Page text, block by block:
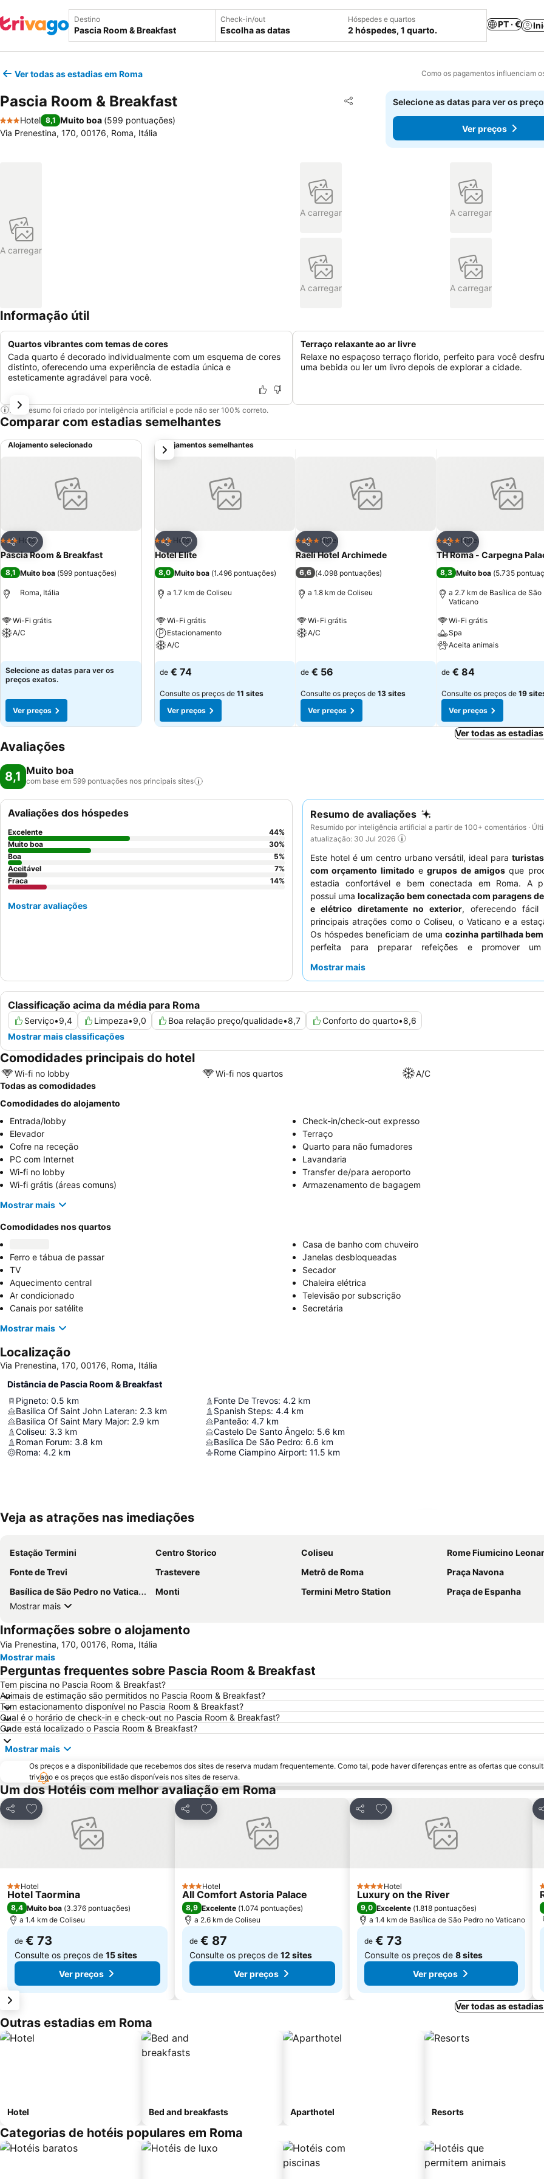
Destino Check-in/out
Escolha as datas
Hóspedes e quartos
2 hóspedes, 1 quarto.
PT · €
Ver todas as estadias em Roma Como os pagamentos influenciam
Pascia Room & Breakfast Partilhar
Adicionar aos favoritos
3 Estrelas
Hotel 8,1 Muito boa (599 pontuações)
Via Prenestina, 170, 00176, Roma, Itália
Selecione as datas para ver os
Ver preços
A carregar
A carregar A carregar
A carregar A carregar
Informação útil
Quartos vibrantes com temas de cores
Cada quarto é decorado individualmente com um esquema de cores
distinto, oferecendo uma experiência de estadia única e
esteticamente agradável para você.
Terraço relaxante ao ar livre
Relaxe no espaçoso terraço florido, perfeito para você
uma bebida ou ler um livro depois de explorar a cidade.
Este resumo foi criado por inteligência artificial e pode não ser 100% correto.
Comparar com estadias semelhantes
Alojamento selecionado
Partilhar
Adicionar aos favoritos
3 Estrelas
Hotel
Pascia Room & Breakfast
8,1 Muito boa (599 pontuações)
Roma, Itália
Wi-Fi grátis
A/C
Selecione as datas para ver os
preços exatos.
Ver preços
Alojamentos semelhantes
Partilhar
Adicionar aos favoritos
3 Estrelas
Hotel
Hotel Elite
8,0 Muito boa (1.496 pontuações)
a 1.7 km de Coliseu
Wi-Fi grátis
Estacionamento
A/C
Ver preços
de € 74
Consulte os preços de 11 sites
Ver preços
Partilhar
Adicionar aos favoritos
4 EstrelasHotel
Raeli Hotel Archimede
6,6 (4.098 pontuações)
a 1.8 km de Coliseu
Wi-Fi grátis
A/C
de € 56
Consulte os preços de 13 sites
Ver preços
Partilhar
Adicionar aos
4 EstrelasHotel
TH Roma - Carpegna
8,3 Muito boa (5.735
a 2.7 km de Basílica de São
Vaticano
Wi-Fi grátis
Spa
Aceita animais
Ver preços
de € 84
Consulte os preços de 19
Ver preços
próximo
Ver todas as
Avaliações
8,1 Muito boa
com base em 599 pontuações nos principais sites
Resumo de avaliações
Resumido por inteligência artificial a partir de 100+ comentários ·
atualização: 30 Jul 2026
Este hotel é um centro urbano versátil, ideal paraturistas
com orçamento limitado egrupos de amigos que
estadia confortável e bem conectada em Roma. A
possui uma localização bem conectada com paragens
e elétrico diretamente no exterior, oferecendo fácil
principais atrações como o Coliseu, o Vaticano e a
Os hóspedes beneficiam de umacozinha partilhada
perfeita para preparar refeições e promover um
consistentemente elogios pela sua excelente
são aconselhados a solicitar um quarto virado para o lado
estrada movimentada.
Mostrar mais
Classificação acima da média para Roma
Serviço•9,4 Limpeza•9,0 Boa relação preço/qualidade•8,7 Conforto do quarto•8,6
Mostrar mais classificações
Avaliações dos hóspedes
Excelente 44%
Muito boa
30%
Boa
5%
Aceitável
7%
Fraca
14%
Mostrar avaliações
Comodidades principais do hotel
Wi-fi no lobby Wi-fi nos quartos
A/C
Todas as comodidades
Comodidades do alojamento
Entrada/lobby
Check-in/check-out expresso
Elevador
Terraço
Cofre na receção
Quarto para não fumadores
PC com Internet
Lavandaria
Wi-fi no lobby
Transfer de/para aeroporto
Wi-fi grátis (áreas comuns)
Armazenamento de bagagem
Mostrar mais
Comodidades nos quartos
Casa de banho com chuveiro
Ferro e tábua de passar
Janelas desbloqueadas
TV
Secador
Aquecimento central
Chaleira elétrica
Ar condicionado
Televisão por subscrição
Canais por satélite
Secretária
Mostrar mais
Localização
Via Prenestina, 170, 00176, Roma, Itália
Distância de Pascia Room & Breakfast
Pigneto: 0.5 km
Basilica Of Saint John Lateran: 2.3 km
Basilica Of Saint Mary Major: 2.9 km
Coliseu: 3.3 km
Roman Forum: 3.8 km
Roma: 4.2 km
Fonte De Trevos: 4.2 km
Spanish Steps: 4.4 km
Panteão: 4.7 km
Castelo De Santo Ângelo: 5.6 km
Basílica De São Pedro: 6.6 km
Rome Ciampino Airport: 11.5 km
Veja as atrações nas imediações
Estação Termini Centro Storico Coliseu
Rome Fiumicino Leonardo da Vinci
Fonte de Trevi
Trastevere Metrô de Roma
Praça Navona
Basílica de São Pedro no Vaticano
Monti Termini Metro Station
Praça de Espanha
Mostrar mais
Informações sobre o alojamento
Via Prenestina, 170, 00176, Roma, Itália
Mostrar mais
Perguntas frequentes sobre Pascia Room & Breakfast
Tem piscina no Pascia Room & Breakfast?
Animais de estimação são permitidos no Pascia Room & Breakfast?
Tem estacionamento disponível no Pascia Room & Breakfast?
Qual é o horário de check-in e check-out no Pascia Room & Breakfast?
Onde está localizado o Pascia Room & Breakfast?
Mostrar mais
Os preços e a disponibilidade que recebemos dos sites de reserva mudam frequentemente. Como tal, pode haver diferenças entre as ofertas que
trivago e os preços que estão disponíveis nos sites de reserva.
Um dos Hotéis com melhor avaliação em Roma
Partilhar
Adicionar aos favoritos
2 Estrelas
Hotel
Hotel Taormina
8,4 Muito boa (3.376 pontuações)
a 1.4 km de Coliseu
de € 73
Consulte os preços de 15 sites
Ver preços
Partilhar
Adicionar aos favoritos
3 Estrelas
Hotel
All Comfort Astoria Palace
8,9 Excelente (1.074 pontuações)
a 2.6 km de Coliseu
de € 87
Consulte os preços de 12 sites
Ver preços
Partilhar
Adicionar aos favoritos
4 Estrelas
Hotel
Luxury on the River
9,0 Excelente (1.818 pontuações)
a 1.4 km de Basílica de São Pedro no Vaticano
de € 73
Consulte os preços de 8 sites
Ver preços
Ver todas as
Outras estadias em Roma
Hotel Bed and breakfasts Aparthotel Resorts
Categorias de hotéis populares em Roma